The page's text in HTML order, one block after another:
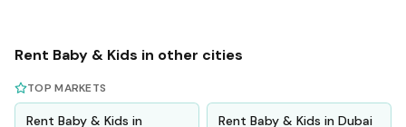
Rent Baby & Kids in other cities
TOP MARKETS
Rent Baby & Kids in
Rent Baby & Kids in Dubai